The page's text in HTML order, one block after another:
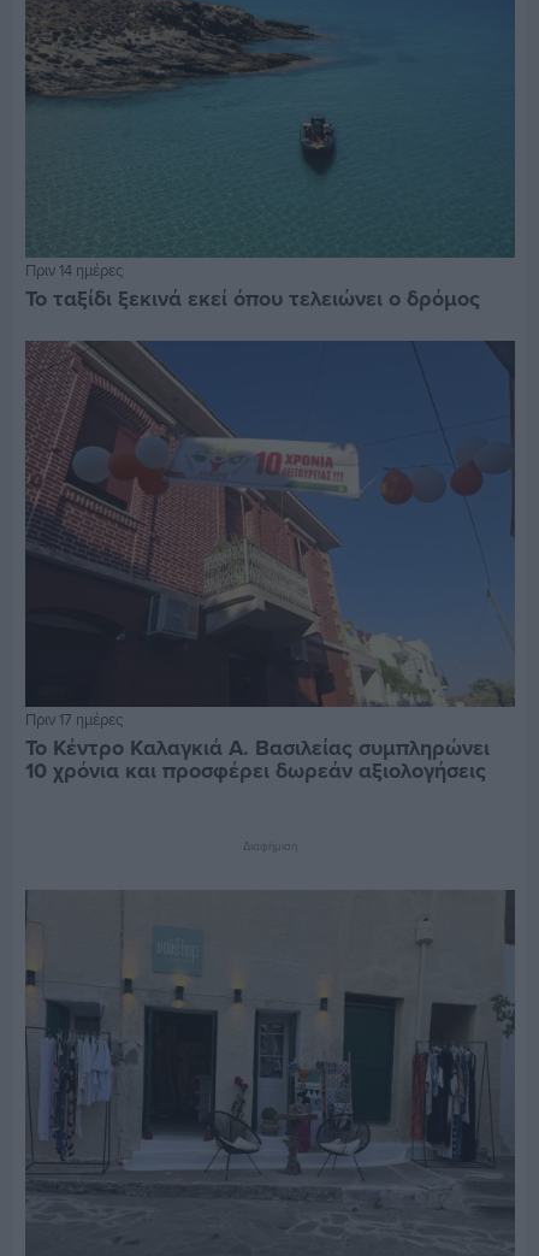
Πριν 14 ημέρες
Το ταξίδι ξεκινά εκεί όπου τελειώνει ο δρόμος
Πριν 17 ημέρες
Το Κέντρο Καλαγκιά Α. Βασιλείας συμπληρώνει
10 χρόνια και προσφέρει δωρεάν αξιολογήσεις
Διαφήμιση